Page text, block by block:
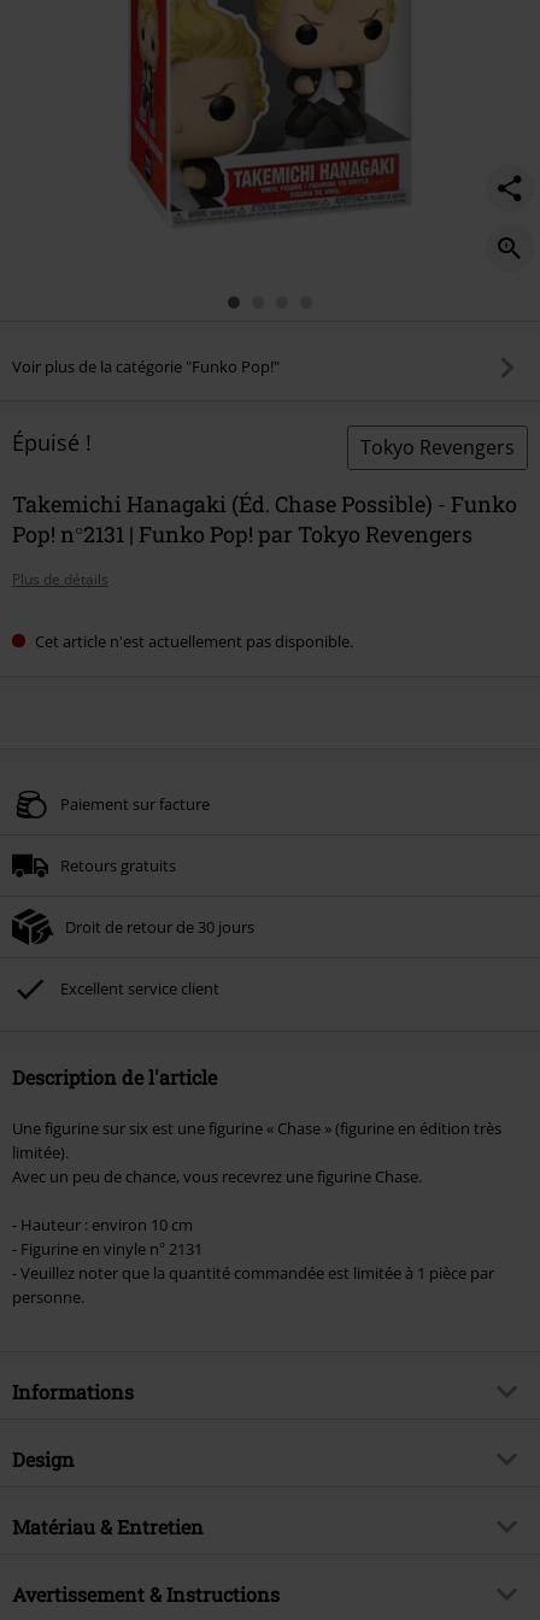
586808St.html
Voir plus de la catégorie "Funko Pop!"
Épuisé ! Tokyo Revengers
Takemichi Hanagaki (Éd. Chase Possible) - Funko
Pop! n°2131 | Funko Pop! par Tokyo Revengers
Plus de détails
Cet article n'est actuellement pas disponible.
Paiement sur facture
Retours gratuits
Droit de retour de 30 jours
Excellent service client
Description de l'article
Une figurine sur six est une figurine « Chase » (figurine en édition très
limitée).
Avec un peu de chance, vous recevrez une figurine Chase.
- Hauteur : environ 10 cm
- Figurine en vinyle n° 2131
- Veuillez noter que la quantité commandée est limitée à 1 pièce par
personne.
Informations
Article n°.
Design
Catégorie de produit
Matériau & Entretien
Matière extérieure
Avertissement & Instructions